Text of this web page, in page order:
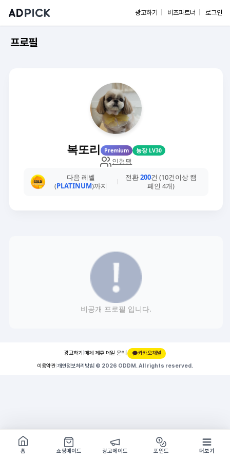
광고하기 | 비즈파트너 | 로그인
프로필
복또리 Premium 농장 LV30
인형팸
다음 레벨
(PLATINUM)까지
전환200건 (10건이상 캠
페인 4개)
비공개 프로필 입니다.
광고하기 매체 제휴 메일 문의 |
카카오채널
이용약관 개인정보처리방침 © 2026 ODDM. All rights reserved.
쇼핑몰 구경하기
방문시 1G
홈
쇼핑메이트 광고메이트 포인트 더보기